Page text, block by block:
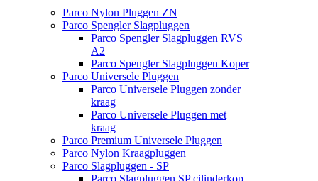
Parco Nylon Pluggen ZN
Parco Spengler Slagpluggen
Parco Spengler Slagpluggen RVS
A2
Parco Spengler Slagpluggen Koper
Parco Universele Pluggen
Parco Universele Pluggen zonder
kraag
Parco Universele Pluggen met
kraag
Parco Premium Universele Pluggen
Parco Nylon Kraagpluggen
Parco Slagpluggen - SP
Parco Slagpluggen SP cilinderkop